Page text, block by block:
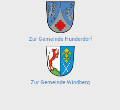
Zur Gemeinde Hunderdorf
Zur Gemeinde Windberg